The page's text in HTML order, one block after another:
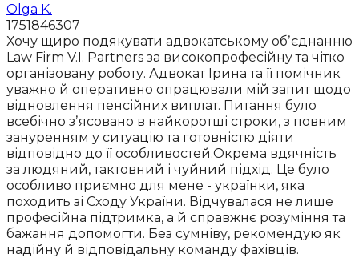
Olga K.
1751846307
Хочу щиро подякувати адвокатському обʼєднанню
Law Firm V.I. Partners за високопрофесійну та чітко
організовану роботу. Адвокат Ірина та її помічник
уважно й оперативно опрацювали мій запит щодо
відновлення пенсійних виплат. Питання було
всебічно зʼясовано в найкоротші строки, з повним
зануренням у ситуацію та готовністю діяти
відповідно до її особливостей.Окрема вдячність
за людяний, тактовний і чуйний підхід. Це було
особливо приємно для мене - українки, яка
походить зі Сходу України. Відчувалася не лише
професійна підтримка, а й справжнє розуміння та
бажання допомогти. Без сумніву, рекомендую як
надійну й відповідальну команду фахівців.